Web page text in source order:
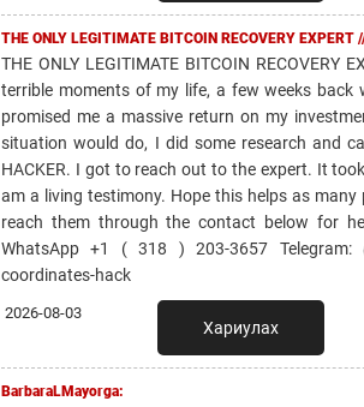
THE ONLY LEGITIMATE BITCOIN RECOVERY EXPERT
THE ONLY LEGITIMATE BITCOIN RECOVERY
terrible moments of my life, a few weeks
promised me a massive return on my
situation would do, I did some research and
HACKER. I got to reach out to the expert. It
am a living testimony. Hope this helps as
reach them through the contact below for
WhatsApp +1 ( 318 ) 203-3657 Telegram:
coordinates-hack
2026-08-03
Хариулах
BarbaraLMayorga: